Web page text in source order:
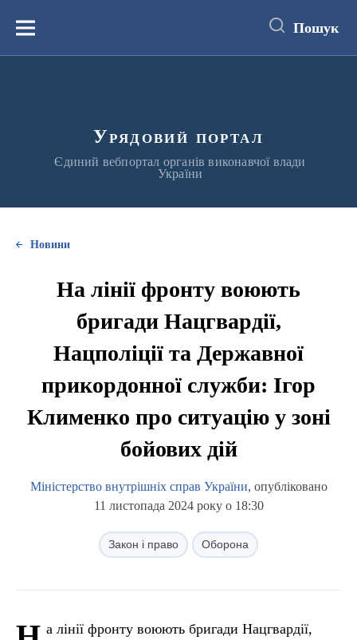
вмістуМеню Пошук
Урядовий портал
Єдиний вебпортал органів виконавчої влади
України
Новини
На лінії фронту воюють
бригади Нацгвардії,
Нацполіції та Державної
прикордонної служби: Ігор
Клименко про ситуацію у зоні
бойових дій
Міністерство внутрішніх справ України, опубліковано
11 листопада 2024 року о 18:30
Закон і право Оборона
а лінії фронту воюють бригади Нацгвардії,